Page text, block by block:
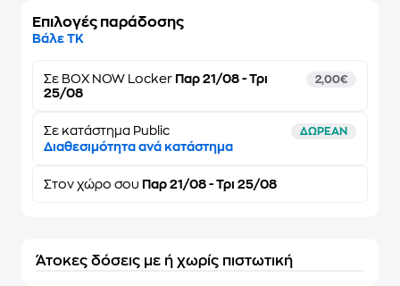
Επιλογές παράδοσης
Βάλε ΤΚ
Σε BOX NOW Locker Παρ 21/08 - Τρι
25/08
2,00€
Σε κατάστημα Public ΔΩΡΕΑΝ
Διαθεσιμότητα ανά κατάστημα
Στον χώρο σου Παρ 21/08 - Τρι 25/08
Άτοκες δόσεις με ή χωρίς πιστωτική